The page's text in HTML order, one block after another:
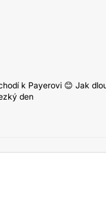
k Payerovi 😊 Jak
den